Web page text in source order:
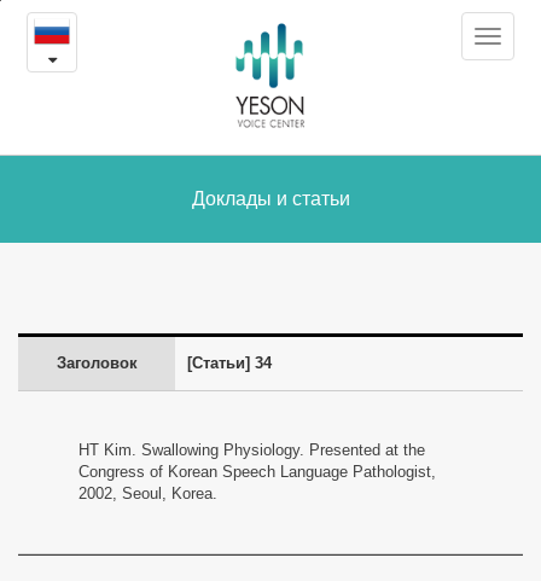
34
и
Toggle
Доклады и статьи
Заголовок [Статьи] 34
HT Kim. Swallowing Physiology. Presented at the
Congress of Korean Speech Language Pathologist,
2002, Seoul, Korea.